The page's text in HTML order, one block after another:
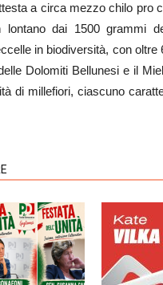
a circa mezzo chilo pro
dai 1500 grammi
in biodiversità, con
Dolomiti Bellunesi e il
di millefiori, ciascuno